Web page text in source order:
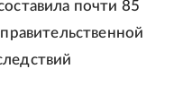
почти 85